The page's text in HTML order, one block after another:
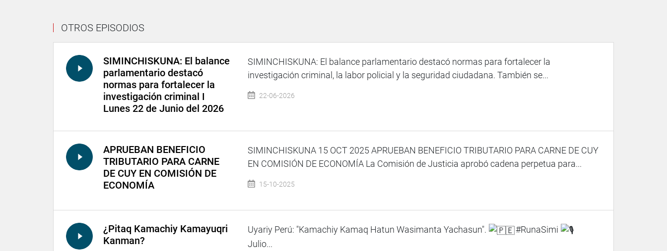
OTROS EPISODIOS
SIMINCHISKUNA: El balance
parlamentario destacó
normas para fortalecer la
investigación criminal I
Lunes 22 de Junio del 2026
SIMINCHISKUNA: El balance parlamentario destacó normas para fortalecer la
investigación criminal, la labor policial y la seguridad ciudadana. También se...
22-06-2026
APRUEBAN BENEFICIO
TRIBUTARIO PARA CARNE
DE CUY EN COMISIÓN DE
ECONOMÍA
SIMINCHISKUNA 15 OCT 2025 APRUEBAN BENEFICIO TRIBUTARIO PARA CARNE DE CUY
EN COMISIÓN DE ECONOMÍA La Comisión de Justicia aprobó cadena perpetua para...
15-10-2025
¿Pitaq Kamachiy Kamayuqri
Kanman?
Uyariy Perú: "Kamachiy Kamaq Hatun Wasimanta Yachasun".
#RunaSimi
Julio...